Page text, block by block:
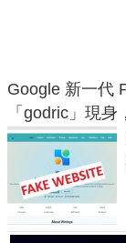
Google 新一代
「godric」現